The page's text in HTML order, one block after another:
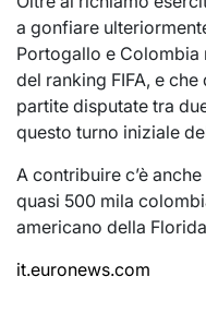
a gonfiare
Portogallo e Colombia
del ranking FIFA, e
partite disputate tra
questo turno iniziale
A contribuire c’è
quasi 500 mila
americano della
it.euronews.com